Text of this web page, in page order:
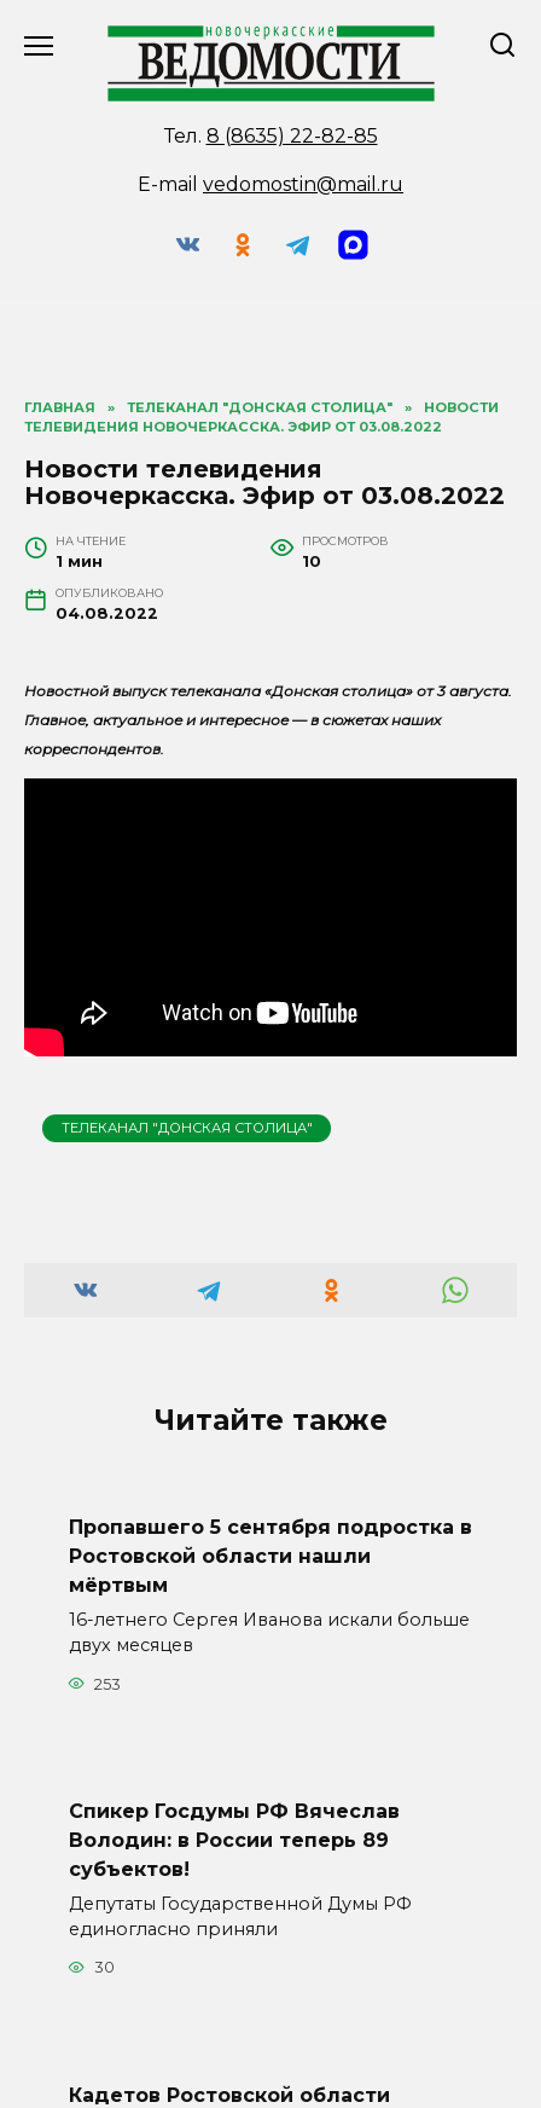
Тел. 8 (8635) 22-82-85
E-mail vedomostin@mail.ru
ГЛАВНАЯ » ТЕЛЕКАНАЛ "ДОНСКАЯ СТОЛИЦА" »
НОВОСТИ
ТЕЛЕВИДЕНИЯ НОВОЧЕРКАССКА. ЭФИР ОТ 03.08.2022
Новости телевидения
Новочеркасска. Эфир от 03.08.2022
НА ЧТЕНИЕ
1 мин
ПРОСМОТРОВ
10
ОПУБЛИКОВАНО
04.08.2022
Новостной выпуск телеканала «Донская столица» от 3 августа.
Главное, актуальное и интересное — в сюжетах наших
корреспондентов.
ТЕЛЕКАНАЛ "ДОНСКАЯ СТОЛИЦА"
Читайте также
Пропавшего 5 сентября подростка в
Ростовской области нашли
мёртвым
16-летнего Сергея Иванова искали больше
двух месяцев
253
Спикер Госдумы РФ Вячеслав
Володин: в России теперь 89
субъектов!
Депутаты Государственной Думы РФ
единогласно приняли
30
Кадетов Ростовской области